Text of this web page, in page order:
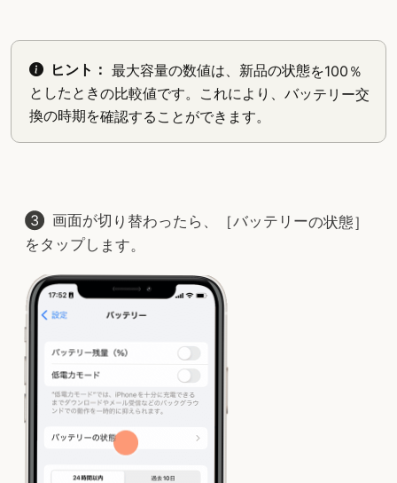
ヒント： 最大容量の数値は、新品の状態を100％
としたときの比較値です。これにより、バッテリー交
換の時期を確認することができます。
画面が切り替わったら、［バッテリーの状態］
をタップします。